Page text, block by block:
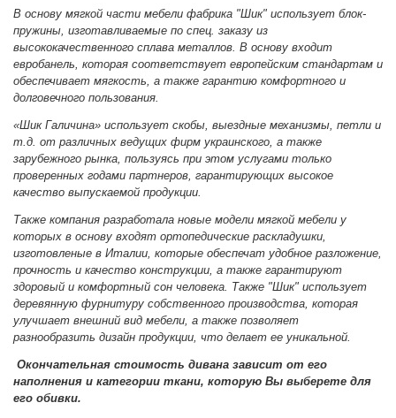
В основу мягкой части мебели фабрика "Шик" использует блок-
пружины, изготавливаемые по спец. заказу из
высококачественного сплава металлов. В основу входит
евробанель, которая соответствует европейским стандартам и
обеспечивает мягкость, а также гарантию комфортного и
долговечного пользования.
«Шик Галичина» использует скобы, выездные механизмы, петли и
т.д. от различных ведущих фирм украинского, а также
зарубежного рынка, пользуясь при этом услугами только
проверенных годами партнеров, гарантирующих высокое
качество выпускаемой продукции.
Также компания разработала новые модели мягкой мебели у
которых в основу входят ортопедические раскладушки,
изготовленые в Италии, которые обеспечат удобное разложение,
прочность и качество конструкции, а также гарантируют
здоровый и комфортный сон человека. Также "Шик" использует
деревянную фурнитуру собственного производства, которая
улучшает внешний вид мебели, а также позволяет
разнообразить дизайн продукции, что делает ее уникальной.
Окончательная стоимость дивана зависит от его
наполнения и категории ткани, которую Вы выберете для
его обивки.